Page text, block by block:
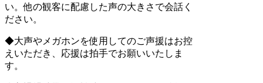
い。他の観客に配慮した声の大きさで会話く
ださい。
◆大声やメガホンを使用してのご声援はお控
えいただき、応援は拍手でお願いいたしま
す。